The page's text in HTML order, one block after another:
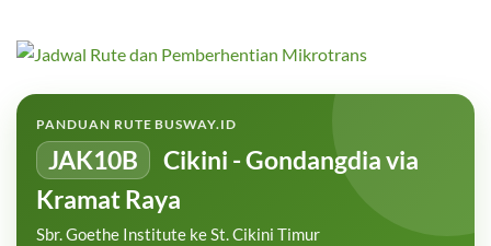
PANDUAN RUTE BUSWAY.ID
JAK10B
Cikini - Gondangdia via
Kramat Raya
Sbr. Goethe Institute ke St. Cikini Timur